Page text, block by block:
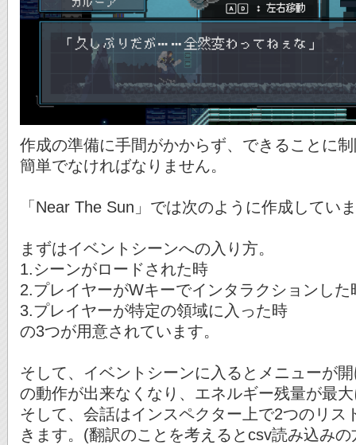
作成の準備に手間がかからず、できることに
簡単でなければなりません。
「Near The Sun」では次のように作成してい
まずはイベントシーンへの入り方。
1.シーンがロードされた時
2.プレイヤーがWキーでインタラクションした
3.プレイヤーが特定の領域に入った時
の3つが用意されています。
そして、イベントシーンに入るとメニューが
の動作が出来なくなり、エネルギー残量が最
そして、会話はインスペクター上で2つのリス
きます。(翻訳のことを考えるとcsv読み込み